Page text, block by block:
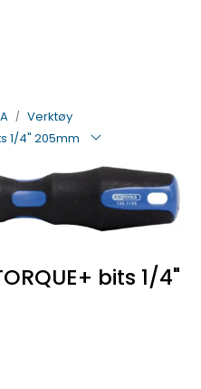
Verktøy
1/4" 205mm
bits 1/4"